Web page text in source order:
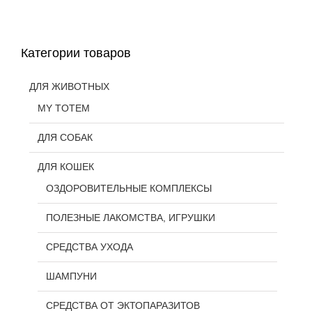
Категории товаров
ДЛЯ ЖИВОТНЫХ
MY TOTEM
ДЛЯ СОБАК
ДЛЯ КОШЕК
ОЗДОРОВИТЕЛЬНЫЕ КОМПЛЕКСЫ
ПОЛЕЗНЫЕ ЛАКОМСТВА, ИГРУШКИ
СРЕДСТВА УХОДА
ШАМПУНИ
СРЕДСТВА ОТ ЭКТОПАРАЗИТОВ